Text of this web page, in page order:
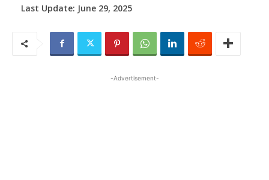
Last Update: June 29, 2025
-Advertisement-